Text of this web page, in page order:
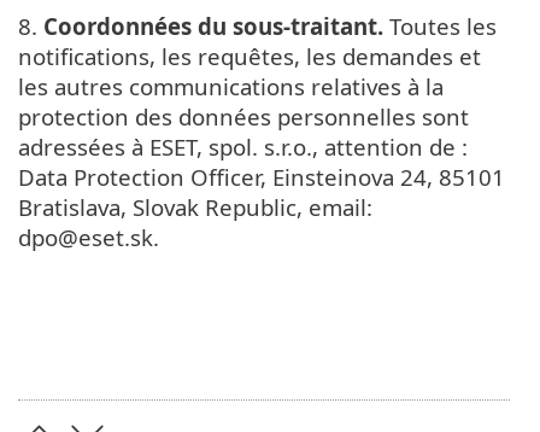
8. Coordonnées du sous-traitant. Toutes les
notifications, les requêtes, les demandes et
les autres communications relatives à la
protection des données personnelles sont
adressées à ESET, spol. s.r.o., attention de :
Data Protection Officer, Einsteinova 24, 85101
Bratislava, Slovak Republic, email:
dpo@eset.sk.